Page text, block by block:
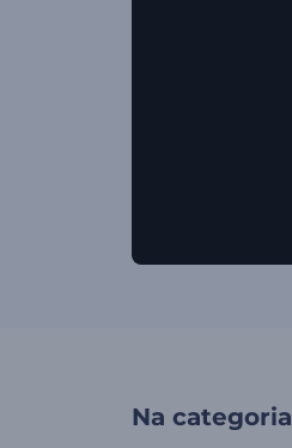
Na categoria